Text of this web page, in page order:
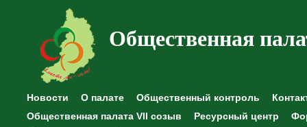
Общественная
Новости О палате Общественный контроль
Общественная палата VII созыв
Ресурсный центр